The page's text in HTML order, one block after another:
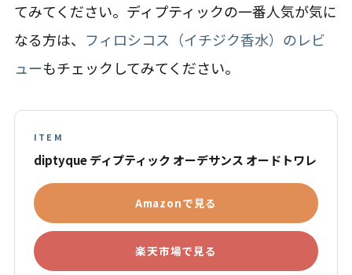
てみてください。ディプティックの一番人気が気に
なる方は、 フィロシコス（イチジク香水）のレビ
ューもチェックしてみてください。
ITEM
diptyque ディプティック オーデサンス オードトワレ
Amazonで見る
楽天市場で見る